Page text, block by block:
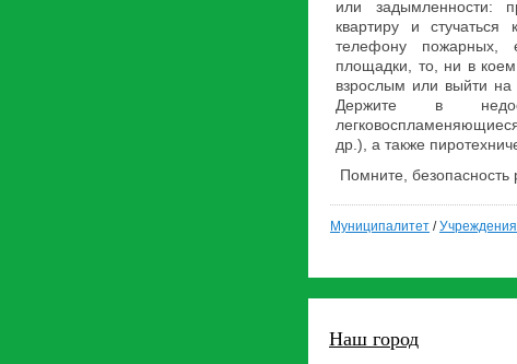
или задымленности:
квартиру и
телефону пожарных,
площадки, то, ни в
взрослым или выйти на
Держите в
др.), а также
Помните, безопасность
Муниципалитет /Учреждения
Наш город